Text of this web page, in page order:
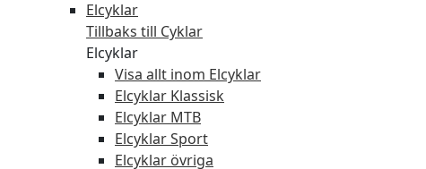
Elcyklar
Tillbaks till Cyklar
Elcyklar
Visa allt inom Elcyklar
Elcyklar Klassisk
Elcyklar MTB
Elcyklar Sport
Elcyklar övriga